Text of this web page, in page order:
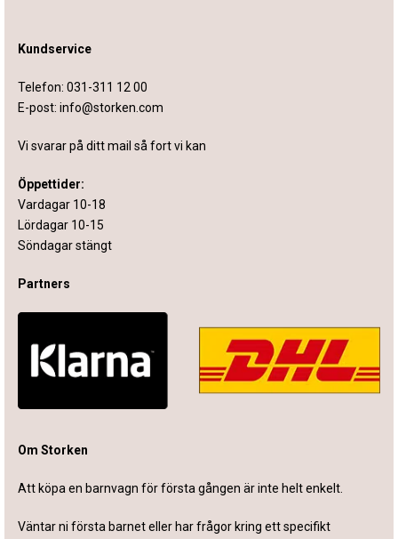
Kundservice
Telefon: 031-311 12 00
E-post: info@storken.com
Vi svarar på ditt mail så fort vi kan
Öppettider:
Vardagar 10-18
Lördagar 10-15
Söndagar stängt
Partners
Om Storken
Att köpa en barnvagn för första gången är inte helt enkelt.
Väntar ni första barnet eller har frågor kring ett specifikt